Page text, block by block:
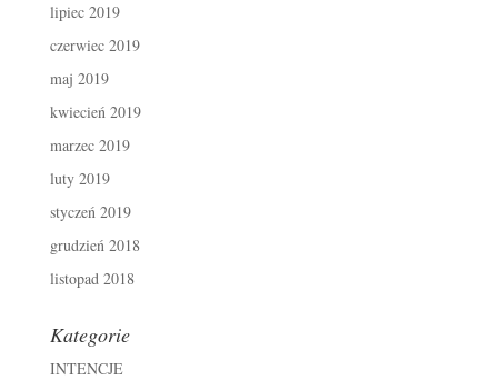
lipiec 2019
czerwiec 2019
maj 2019
kwiecień 2019
marzec 2019
luty 2019
styczeń 2019
grudzień 2018
listopad 2018
Kategorie
INTENCJE